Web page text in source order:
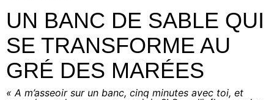
UN BANC DE SABLE QUI
SE TRANSFORME AU
GRÉ DES MARÉES
« A m’asseoir sur un banc, cinq minutes avec toi, et